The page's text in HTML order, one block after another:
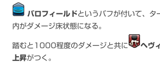
バロフィールドというバフが付いて、タ
内がダメージ床状態になる。
踏むと1000程度のダメージと共に ヘヴ
上昇がつく。